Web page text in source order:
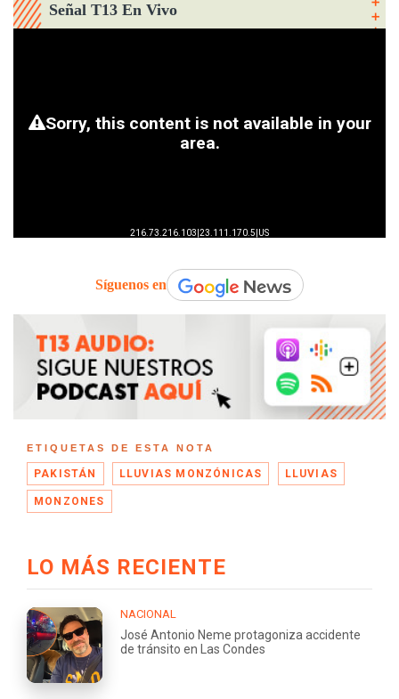
Señal T13 En Vivo
Síguenos en
ETIQUETAS DE ESTA NOTA
PAKISTÁN LLUVIAS MONZÓNICAS LLUVIAS
MONZONES
LO MÁS RECIENTE
NACIONAL
José Antonio Neme protagoniza accidente
de tránsito en Las Condes